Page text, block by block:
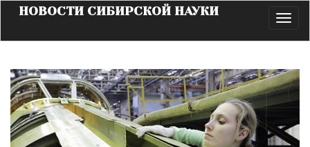
НОВОСТИ СИБИРСКОЙ НАУКИ